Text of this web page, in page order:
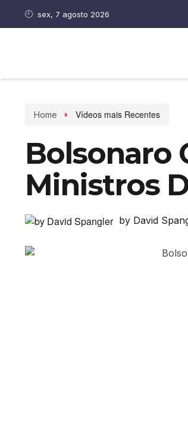
sex, 7 agosto 2026
Home Vídeos mais Recentes
Bolsonaro
Ministros
by David